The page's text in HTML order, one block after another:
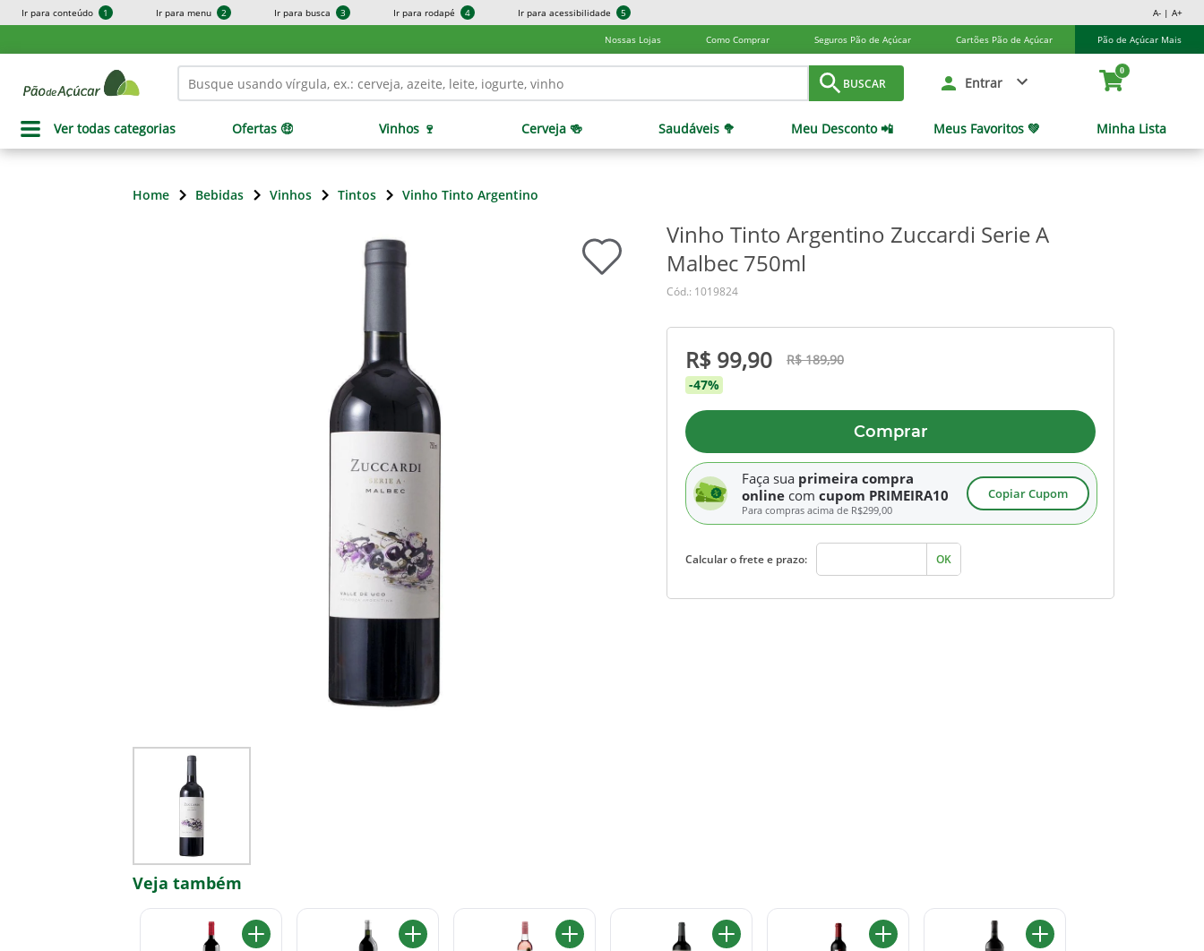
Ir para conteúdo 1 Ir para menu 2 Ir para busca 3 Ir para rodapé 4 Ir para acessibilidade 5 A- | A+
Nossas Lojas Como Comprar Seguros Pão de Açúcar Cartões Pão de Açúcar Pão de Açúcar Mais
BUSCAR Entrar
0
Ver todas categorias Ofertas 🤑 Vinhos 🍷 Cerveja 🍻 Saudáveis 🥦 Meu Desconto 📲 Meus Favoritos 💚 Minha Lista
Home Bebidas Vinhos Tintos Vinho Tinto Argentino
Vinho Tinto Argentino Zuccardi Serie A
Malbec 750ml
Cód.: 1019824
R$ 99,90
R$ 189,90
-47%
Comprar
Faça sua primeira compra
online com cupom PRIMEIRA10
Para compras acima de R$299,00
Copiar Cupom
Calcular o frete e prazo: OK
Veja também